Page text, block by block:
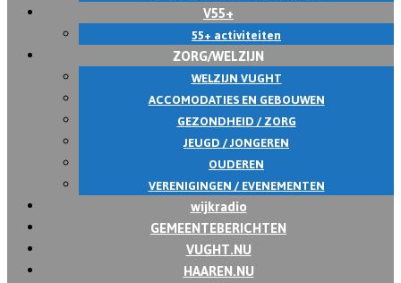
V55+
55+ activiteiten
ZORG/WELZIJN
WELZIJN VUGHT
ACCOMODATIES EN GEBOUWEN
GEZONDHEID / ZORG
JEUGD / JONGEREN
OUDEREN
VERENIGINGEN / EVENEMENTEN
wijkradio
GEMEENTEBERICHTEN
VUGHT.NU
HAAREN.NU